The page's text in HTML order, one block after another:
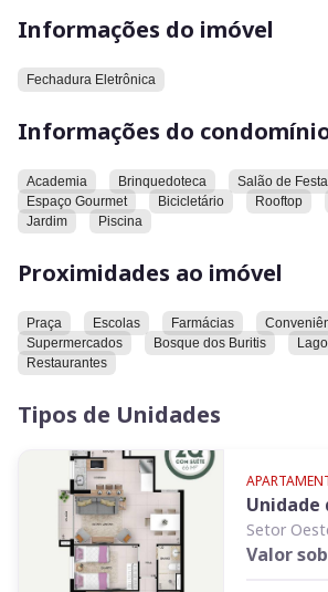
vida. Um empreendimento onde status e
em todas as direções. .
Natureza e serviços por todos os
Informações do imóvel
Fechadura Eletrônica
Informações do
Academia Brinquedoteca
Salão de
Espaço Gourmet
Bicicletário Rooftop
Jardim
Piscina
Proximidades ao imóvel
Praça Escolas Farmácias
Supermercados
Bosque dos Buritis
Restaurantes
Tipos de Unidades
Unidade
Setor
Valor